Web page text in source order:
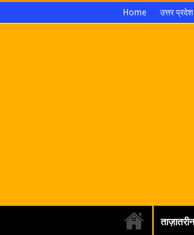
Home उत्तर प्रदेश
ताज़ातरीन